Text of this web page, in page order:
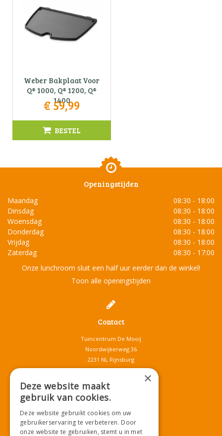
Weber Bakplaat Voor
Q® 1000, Q® 1200, Q®
1400
€ 59,99
BESTEL
Openingstijden
Maandag
08:30 - 18:00
Dinsdag
08:30 - 18:00
Woensdag
08:30 - 18:00
Donderdag
08:30 - 18:00
Vrijdag
08:30 - 18:00
Zaterdag
08:30 - 17:00
Onze lunchroom sluit een half uur eerder dan de winkel!
Toon alle openingstijden
Contact
Tuincentrum De Mooij
Noordwijkerweg 36
2231 NL Rijnsburg
T.071-4080959
info@tuincentrumdemooij.nl
Download onze App!
×
Deze website maakt
gebruik van cookies.
Deze website gebruikt cookies om uw
gebruikerservaring te verbeteren. Door
onze website te gebruiken, stemt u in met